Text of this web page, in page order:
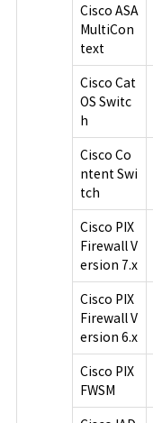
Cisco ASA
MultiCon
text
Cisco Cat
OS Switc
h
Cisco Co
ntent Swi
tch
Cisco PIX
Firewall V
ersion 7.x
Cisco PIX
Firewall V
ersion 6.x
Cisco PIX
FWSM